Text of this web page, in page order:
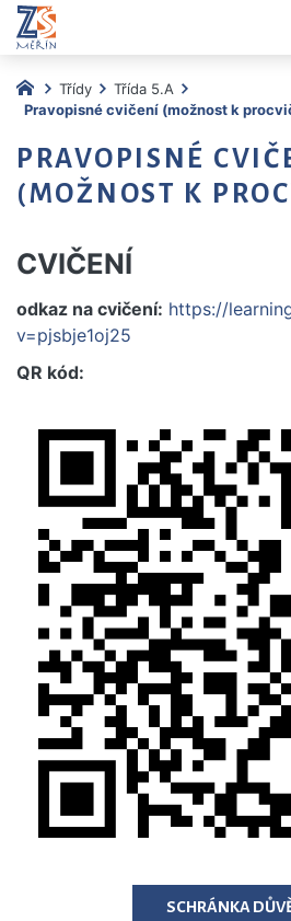
SCHRÁNKA
Třídy
Třída 5.A
Pravopisné cvičení (možnost k
PRAVOPISNÉ
(MOŽNOST K
CVIČENÍ
odkaz na cvičení: https://
v=pjsbje1oj25
QR kód: